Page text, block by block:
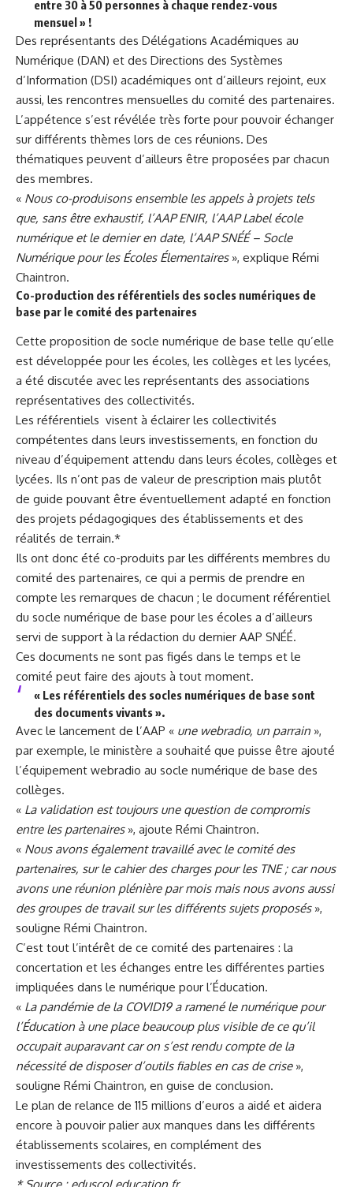
entre 30 à 50 personnes à chaque rendez-vous
mensuel » !
Des représentants des Délégations Académiques au
Numérique (DAN) et des Directions des Systèmes
d’Information (DSI) académiques ont d’ailleurs rejoint, eux
aussi, les rencontres mensuelles du comité des partenaires.
L’appétence s’est révélée très forte pour pouvoir échanger
sur différents thèmes lors de ces réunions. Des
thématiques peuvent d’ailleurs être proposées par chacun
des membres.
« Nous co-produisons ensemble les appels à projets tels
que, sans être exhaustif, l’AAP ENIR, l’AAP Label école
numérique et le dernier en date, l’AAP SNÉÉ – Socle
Numérique pour les Écoles Élementaires», explique Rémi
Chaintron.
Co-production des référentiels des socles numériques de
base par le comité des partenaires
Cette proposition de socle numérique de base telle qu’elle
est développée pour les écoles, les collèges et les lycées,
a été discutée avec les représentants des associations
représentatives des collectivités.
Les référentiels visent à éclairer les collectivités
compétentes dans leurs investissements, en fonction du
niveau d’équipement attendu dans leurs écoles, collèges et
lycées. Ils n’ont pas de valeur de prescription mais plutôt
de guide pouvant être éventuellement adapté en fonction
des projets pédagogiques des établissements et des
réalités de terrain.*
Ils ont donc été co-produits par les différents membres du
comité des partenaires, ce qui a permis de prendre en
compte les remarques de chacun ; le document référentiel
du socle numérique de base pour les écoles a d’ailleurs
servi de support à la rédaction du dernier AAP SNÉÉ.
Ces documents ne sont pas figés dans le temps et le
comité peut faire des ajouts à tout moment.
« Les référentiels des socles numériques de base sont
des documents vivants ».
Avec le lancement de l’AAP « une webradio, un parrain »,
par exemple, le ministère a souhaité que puisse être ajouté
l’équipement webradio au socle numérique de base des
collèges.
« La validation est toujours une question de compromis
entre les partenaires», ajoute Rémi Chaintron.
« Nous avons également travaillé avec le comité des
partenaires, sur le cahier des charges pour les TNE ; car nous
avons une réunion plénière par mois mais nous avons aussi
des groupes de travail sur les différents sujets proposés»,
souligne Rémi Chaintron.
C’est tout l’intérêt de ce comité des partenaires : la
concertation et les échanges entre les différentes parties
impliquées dans le numérique pour l’Éducation.
« La pandémie de la COVID19 a ramené le numérique pour
l’Éducation à une place beaucoup plus visible de ce qu’il
occupait auparavant car on s’est rendu compte de la
nécessité de disposer d’outils fiables en cas de crise»,
souligne Rémi Chaintron, en guise de conclusion.
Le plan de relance de 115 millions d’euros a aidé et aidera
encore à pouvoir palier aux manques dans les différents
établissements scolaires, en complément des
investissements des collectivités.